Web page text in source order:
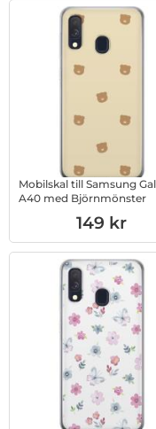
Mobilskal till Samsung
A40 med Björnmönster
Art. nr 1003233401
149 kr